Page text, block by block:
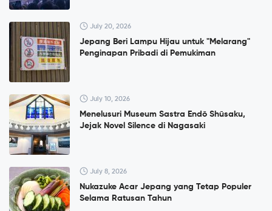
July 20, 2026
Jepang Beri Lampu Hijau untuk "Melarang"
Penginapan Pribadi di Pemukiman
July 10, 2026
Menelusuri Museum Sastra Endō Shūsaku,
Jejak Novel Silence di Nagasaki
July 8, 2026
Nukazuke Acar Jepang yang Tetap Populer
Selama Ratusan Tahun